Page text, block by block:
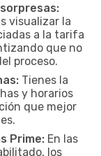
visualizar la
a la tarifa
que no
proceso.
Tienes la
y horarios
que mejor
Prime: En las
los